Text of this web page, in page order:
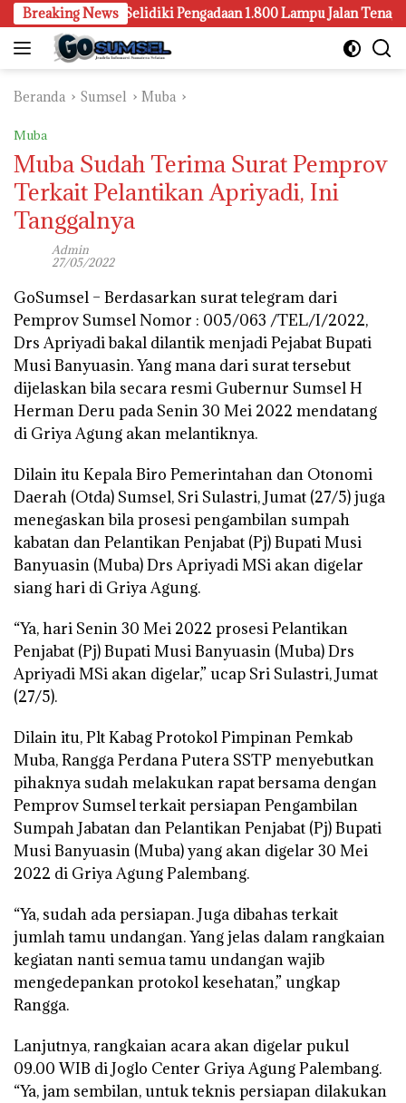
Langsung
ke
konten
Breaking News
Juga Selidiki Pengadaan 1.800 Lampu Jalan Tenaga
Beranda Sumsel Muba
Muba
Muba Sudah Terima Surat Pemprov
Terkait Pelantikan Apriyadi, Ini
Tanggalnya
Admin
27/05/2022
GoSumsel – Berdasarkan surat telegram dari
Pemprov Sumsel Nomor : 005/063 /TEL/I/2022,
Drs Apriyadi bakal dilantik menjadi Pejabat Bupati
Musi Banyuasin. Yang mana dari surat tersebut
dijelaskan bila secara resmi Gubernur Sumsel H
Herman Deru pada Senin 30 Mei 2022 mendatang
di Griya Agung akan melantiknya.
Dilain itu Kepala Biro Pemerintahan dan Otonomi
Daerah (Otda) Sumsel, Sri Sulastri, Jumat (27/5) juga
menegaskan bila prosesi pengambilan sumpah
kabatan dan Pelantikan Penjabat (Pj) Bupati Musi
Banyuasin (Muba) Drs Apriyadi MSi akan digelar
siang hari di Griya Agung.
“Ya, hari Senin 30 Mei 2022 prosesi Pelantikan
Penjabat (Pj) Bupati Musi Banyuasin (Muba) Drs
Apriyadi MSi akan digelar,” ucap Sri Sulastri, Jumat
(27/5).
Dilain itu, Plt Kabag Protokol Pimpinan Pemkab
Muba, Rangga Perdana Putera SSTP menyebutkan
pihaknya sudah melakukan rapat bersama dengan
Pemprov Sumsel terkait persiapan Pengambilan
Sumpah Jabatan dan Pelantikan Penjabat (Pj) Bupati
Musi Banyuasin (Muba) yang akan digelar 30 Mei
2022 di Griya Agung Palembang.
“Ya, sudah ada persiapan. Juga dibahas terkait
jumlah tamu undangan. Yang jelas dalam rangkaian
kegiatan nanti semua tamu undangan wajib
mengedepankan protokol kesehatan,” ungkap
Rangga.
Lanjutnya, rangkaian acara akan digelar pukul
09.00 WIB di Joglo Center Griya Agung Palembang.
“Ya, jam sembilan, untuk teknis persiapan dilakukan